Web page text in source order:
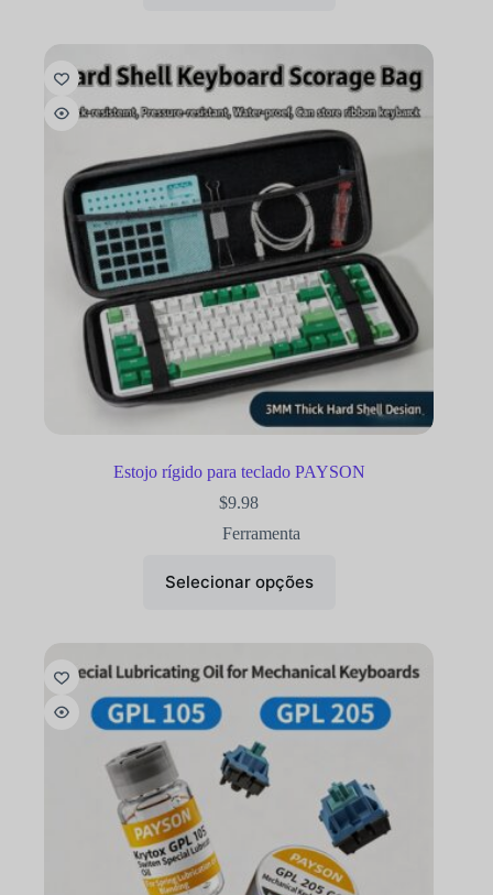
Estojo rígido para teclado PAYSON
$9.98
Ferramenta
Selecionar opções